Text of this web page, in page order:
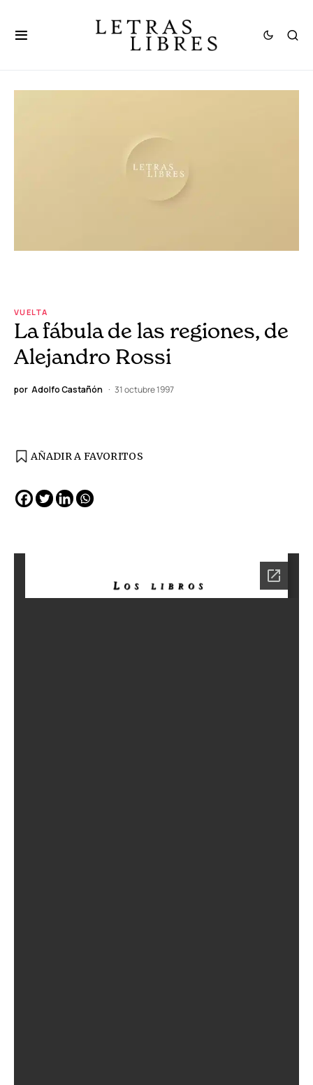
VUELTA
La fábula de las regiones, de
Alejandro Rossi
por Adolfo Castañón 31 octubre 1997
AÑADIR A FAVORITOS